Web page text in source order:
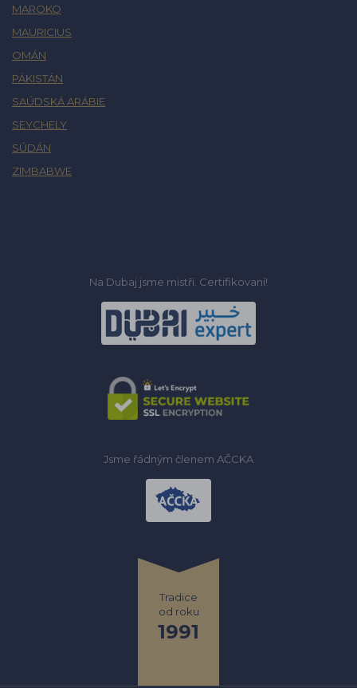
MAROKO
MAURICIUS
OMÁN
PÁKISTÁN
SAÚDSKÁ ARÁBIE
SEYCHELY
SÚDÁN
ZIMBABWE
Na Dubaj jsme mistři. Certifikovaní!
Jsme řádným členem AČCKA
Tradice
od roku
1991